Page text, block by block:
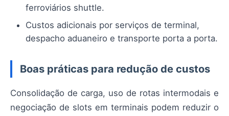
ferroviários shuttle.
Custos adicionais por serviços de terminal,
despacho aduaneiro e transporte porta a porta.
Boas práticas para redução de custos
Consolidação de carga, uso de rotas intermodais e
negociação de slots em terminais podem reduzir o